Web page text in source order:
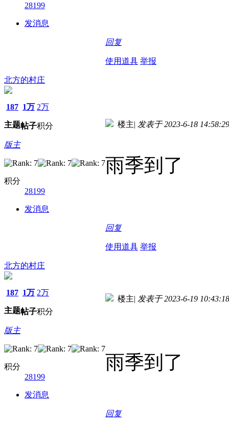
28199
发消息
回复
使用道具 举报
北方的村庄
187
主题
1万
帖子
2万
积分
版主
积分
28199
发消息
楼主| 发表于 2023-6-18 14:58:29
雨季到了
回复
使用道具 举报
北方的村庄
187
主题
1万
帖子
2万
积分
版主
积分
28199
发消息
楼主| 发表于 2023-6-19 10:43:18
雨季到了
回复